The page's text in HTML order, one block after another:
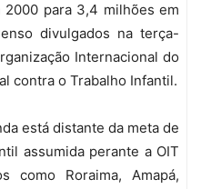
para 3,4 milhões em
divulgados na terça-
Internacional do
contra o Trabalho Infantil.
está distante da meta de
assumida perante a OIT
como Roraima, Amapá,